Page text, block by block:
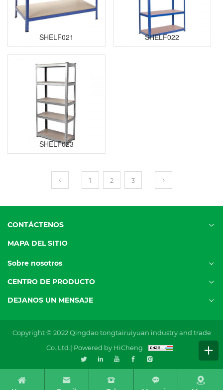
SHELF021 SHELF022
SHELF023
1 2 3
CONTÁCTENOS
MAPA DEL SITIO
Sobre nosotros
CENTRO DE PRODUCTO
DEJANOS UN MENSAJE
Copyright © 2022 Qingdao tongtairuiyuan industry and trade
Co.,Ltd.| Powered by HiCheng